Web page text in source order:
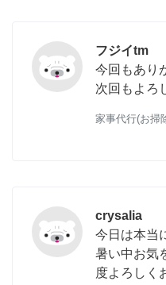
フジイtm
今回もあり
次回もよろ
家事代行(お掃
crysalia
今日は本当
暑い中お気
度よろしく